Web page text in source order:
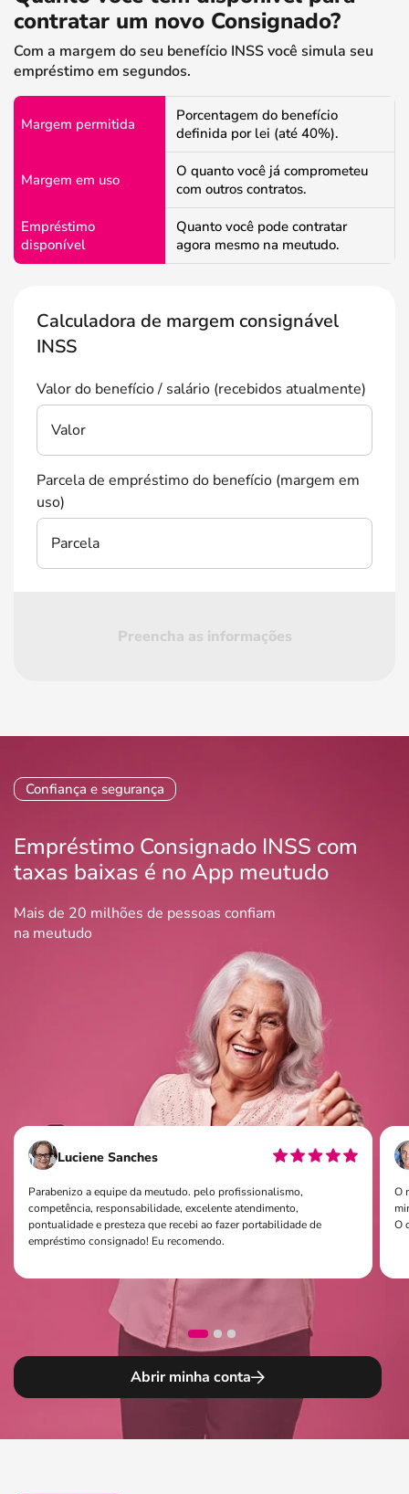
contratar um novo Consignado?
Com a margem do seu benefício INSS você simula seu
empréstimo em segundos.
Margem permitida
Porcentagem do benefício
definida por lei (até 40%).
Margem em uso
O quanto você já comprometeu
com outros contratos.
Empréstimo
disponível
Quanto você pode contratar
agora mesmo na meutudo.
Calculadora de margem consignável
INSS
Valor do benefício / salário (recebidos atualmente)
Valor
Parcela de empréstimo do benefício (margem em
uso)
Parcela
Preencha as informações
Confiança e segurança
Empréstimo Consignado INSS com
taxas baixas é no App meutudo
Mais de 20 milhões de pessoas confiam
na meutudo
Luciene Sanches
Parabenizo a equipe da meutudo. pelo profissionalismo,
competência, responsabilidade, excelente atendimento,
pontualidade e presteza que recebi ao fazer portabilidade de
empréstimo consignado! Eu recomendo.
O
O
Abrir minha conta